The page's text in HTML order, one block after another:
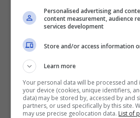
che da outsider, insieme al
riuscito a meritarsi e
neiplayoff promozione di
importante nonostante sia
praticamente al primo turno.
anche, e forse soprattutto,
Personalised advertising and
content measurement, audience
services development
Store and/or access information
Learn more
Your personal data will be processed
your device (cookies, unique identifiers,
data) may be stored by, accessed by and
partners, or used specifically by this site.
may use precise geolocation data. List of